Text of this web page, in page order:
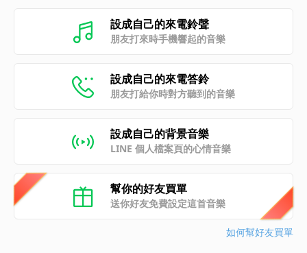
設成自己的來電鈴聲
朋友打來時手機響起的音樂
設成自己的來電答鈴
朋友打給你時對方聽到的音樂
設成自己的背景音樂
LINE 個人檔案頁的心情音樂
幫你的好友買單
送你好友免費設定這首音樂
如何幫好友買單